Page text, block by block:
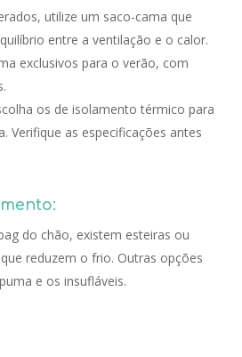
utilize um saco-cama que
entre a ventilação e o calor.
exclusivos para o verão, com
os de isolamento térmico para
Verifique as especificações antes
do chão, existem esteiras ou
reduzem o frio. Outras opções
e os insufláveis.